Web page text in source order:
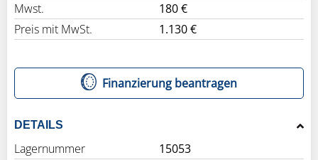
Mwst.
180 €
Preis mit MwSt.
1.130 €
Finanzierung beantragen
DETAILS
Lagernummer
15053